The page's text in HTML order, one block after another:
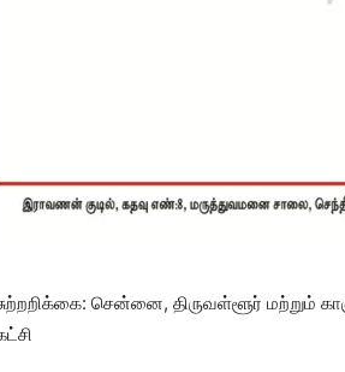
சென்னை, திருவள்ளூர் மற்றும்